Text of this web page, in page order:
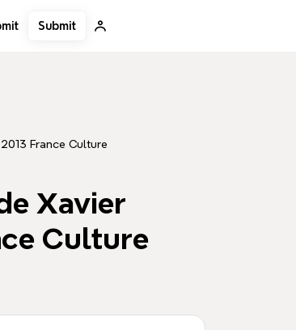
Submit
France Culture
Xavier
Culture